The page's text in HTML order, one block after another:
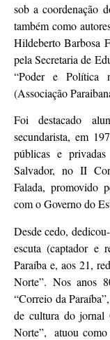
sob a coordenação
também como
Hildeberto Barbosa
pela Secretaria de
“Poder e Política
(Associação
Foi destacado
secundarista, em
públicas e
Salvador, no II
Falada, promovido
com o Governo do
Desde cedo,
escuta (captador e
Paraíba e, aos 21,
Norte”. Nos anos
“Correio da
de cultura do
Norte”, atuou como